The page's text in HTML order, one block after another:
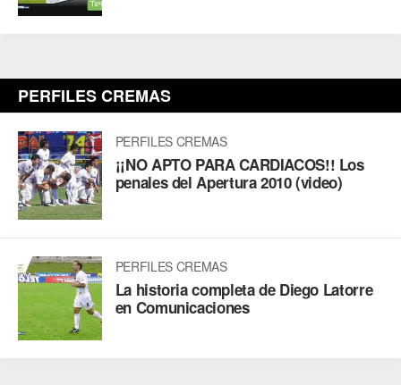
PERFILES CREMAS
PERFILES CREMAS
¡¡NO APTO PARA CARDIACOS!! Los
penales del Apertura 2010 (video)
PERFILES CREMAS
La historia completa de Diego Latorre
en Comunicaciones